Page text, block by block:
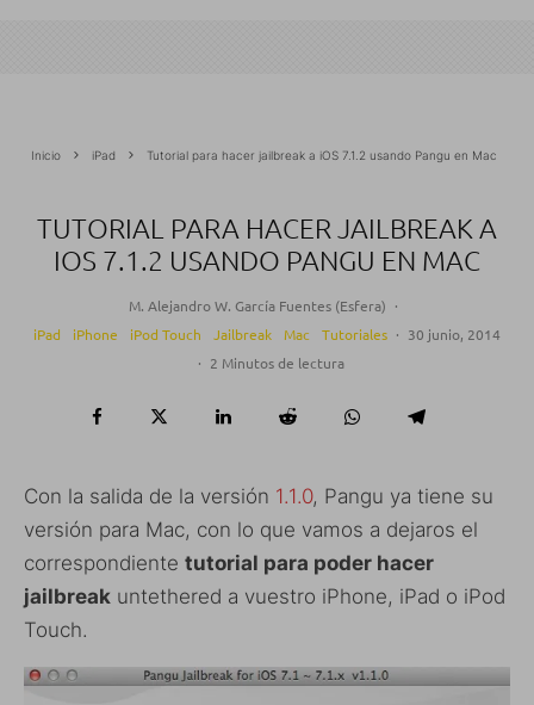
Inicio iPad Tutorial para hacer jailbreak a iOS 7.1.2 usando Pangu en Mac
TUTORIAL PARA HACER JAILBREAK A
IOS 7.1.2 USANDO PANGU EN MAC
M. Alejandro W. García Fuentes (Esfera) ·
iPad
iPhone iPod Touch Jailbreak Mac Tutoriales · 30 junio, 2014
· 2 Minutos de lectura
Con la salida de la versión 1.1.0, Pangu ya tiene su
versión para Mac, con lo que vamos a dejaros el
correspondiente tutorial para poder hacer
jailbreak untethered a vuestro iPhone, iPad o iPod
Touch.